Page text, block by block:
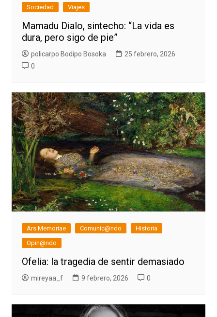
Sociedad
Viajes
Mamadu Dialo, sintecho: “La vida es
dura, pero sigo de pie”
policarpo Bodipo Bosoka
25 febrero, 2026
0
Ars Memoriae Comunic@ndo
Historia
Opin@ndo
Ofelia: la tragedia de sentir demasiado
mireyaa_f 9 febrero, 2026 0